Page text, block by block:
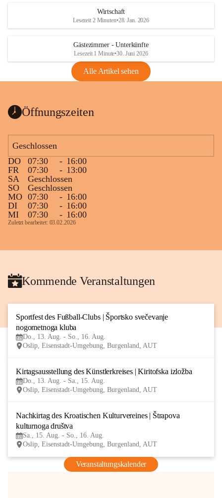
Wirtschaft
Lesezeit 2 Minuten•28. Jan. 2026
Gästezimmer - Unterkünfte
Lesezeit 1 Minute•30. Juni 2026
Alle Artikel sehen
Öffnungszeiten
Geschlossen
DO
07:30 - 16:00
FR
07:30 - 13:00
SA
Geschlossen
SO
Geschlossen
MO 07:30 - 16:00
DI
07:30 - 16:00
MI
07:30 - 16:00
Zuletzt bearbeitet: 03.02.2026
Kommende Veranstaltungen
Sportfest des Fußball-Clubs | Športsko svečevanje
nogometnoga kluba
Do., 13. Aug. - So., 16. Aug.
Oslip, Eisenstadt-Umgebung, Burgenland, AUT
Kirtagsausstellung des Künstlerkreises | Kiritofska izložba
Do., 13. Aug. - Sa., 15. Aug.
Oslip, Eisenstadt-Umgebung, Burgenland, AUT
Nachkirtag des Kroatischen Kulturvereines | Štrapova
kulturnoga društva
Sa., 15. Aug. - So., 16. Aug.
Oslip, Eisenstadt-Umgebung, Burgenland, AUT
Veranstaltungskalender